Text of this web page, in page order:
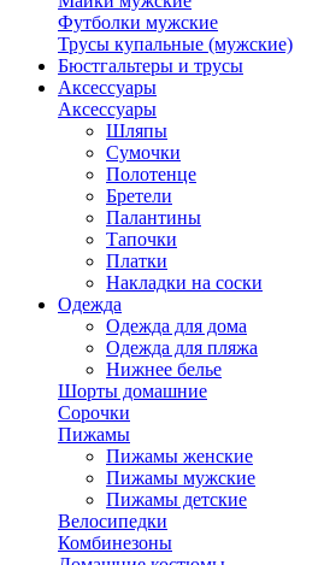
Футболки мужские
Трусы купальные (мужские)
Бюстгальтеры и трусы
Аксессуары
Аксессуары
Шляпы
Сумочки
Полотенце
Бретели
Палантины
Тапочки
Платки
Накладки на соски
Одежда
Одежда для дома
Одежда для пляжа
Нижнее белье
Шорты домашние
Сорочки
Пижамы
Пижамы женские
Пижамы мужские
Пижамы детские
Велосипедки
Комбинезоны